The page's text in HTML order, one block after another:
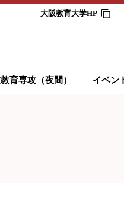
大阪教育大学HP
育専攻（夜間） イベン